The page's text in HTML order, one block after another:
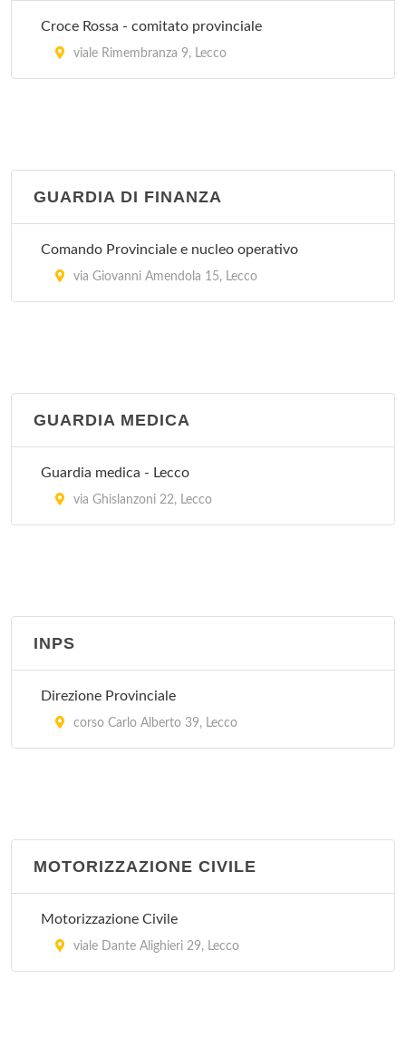
Croce Rossa - comitato provinciale
viale Rimembranza 9, Lecco
GUARDIA DI FINANZA
Comando Provinciale e nucleo operativo
via Giovanni Amendola 15, Lecco
GUARDIA MEDICA
Guardia medica - Lecco
via Ghislanzoni 22, Lecco
INPS
Direzione Provinciale
corso Carlo Alberto 39, Lecco
MOTORIZZAZIONE CIVILE
Motorizzazione Civile
viale Dante Alighieri 29, Lecco